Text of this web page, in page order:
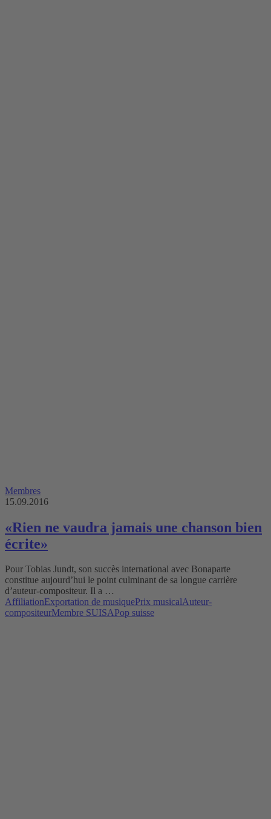
Membres
15.09.2016
«Rien ne vaudra jamais une chanson bien
écrite»
Pour Tobias Jundt, son succès international avec Bonaparte
constitue aujourd’hui le point culminant de sa longue carrière
d’auteur-compositeur. Il a …
AffiliationExportation de musiquePrix musicalAuteur-
compositeurMembre SUISAPop suisse